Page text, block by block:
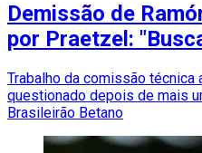
Demissão de
por Praetzel:
Trabalho da comissão técnica
questionado depois de mais
Brasileirão Betano